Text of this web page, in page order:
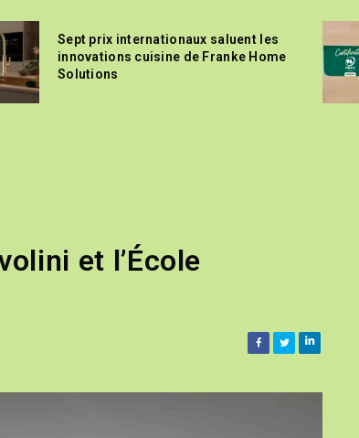
Sept prix internationaux saluent les
innovations cuisine de Franke Home
Solutions
et l’École